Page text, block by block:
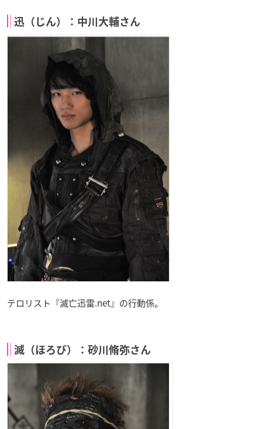
迅（じん）：中川大輔さん
テロリスト『滅亡迅雷.net』の行動係。
滅（ほろび）：砂川脩弥さん